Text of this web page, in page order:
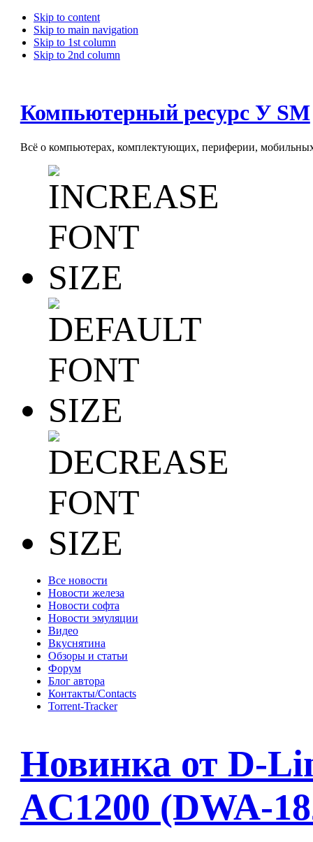
Skip to content
Skip to main navigation
Skip to 1st column
Skip to 2nd column
Компьютерный ресурс У SM
Всё о компьютерах, комплектующих, периферии, мобильных
Все новости
Новости железа
Новости софта
Новости эмуляции
Видео
Вкуснятина
Обзоры и статьи
Форум
Блог автора
Контакты/Contacts
Torrent-Tracker
Новинка от D-
AC1200 (DWA-